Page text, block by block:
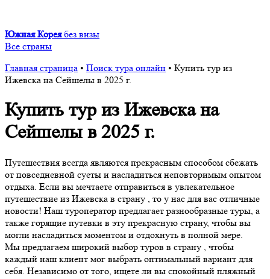
Южная Корея без визы
Все страны
Главная страница • Поиск тура онлайн • Купить тур из
Ижевска на Сейшелы в 2025 г.
Купить тур из Ижевска на
Сейшелы в 2025 г.
Путешествия всегда являются прекрасным способом сбежать
от повседневной суеты и насладиться неповторимым опытом
отдыха. Если вы мечтаете отправиться в увлекательное
путешествие из Ижевска в страну , то у нас для вас отличные
новости! Наш туроператор предлагает разнообразные туры, а
также горящие путевки в эту прекрасную страну, чтобы вы
могли насладиться моментом и отдохнуть в полной мере.
Мы предлагаем широкий выбор туров в страну , чтобы
каждый наш клиент мог выбрать оптимальный вариант для
себя. Независимо от того, ищете ли вы спокойный пляжный